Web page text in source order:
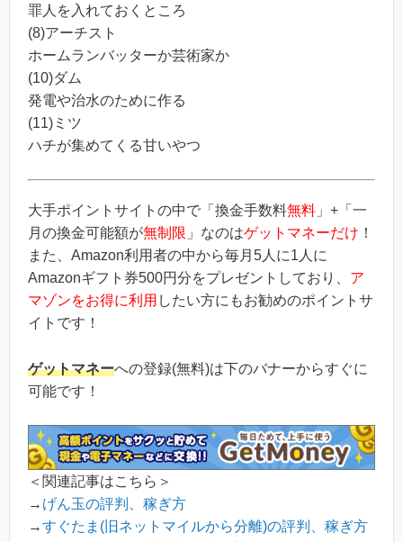
罪人を入れておくところ
(8)アーチスト
ホームランバッターか芸術家か
(10)ダム
発電や治水のために作る
(11)ミツ
ハチが集めてくる甘いやつ
大手ポイントサイトの中で「換金手数料無料 」+「一
月の換金可能額が無制限 」なのはゲットマネーだけ ！
また、Amazon利用者の中から毎月5人に1人に
Amazonギフト券500円分をプレゼントしており、 ア
マゾンをお得に利用 したい方にもお勧めのポイントサ
イトです！
ゲットマネーへの登録(無料)は下のバナーからすぐに
可能です！
＜関連記事はこちら＞
→ げん玉の評判、稼ぎ方
→すぐたま(旧ネットマイルから分離)の評判、稼ぎ方